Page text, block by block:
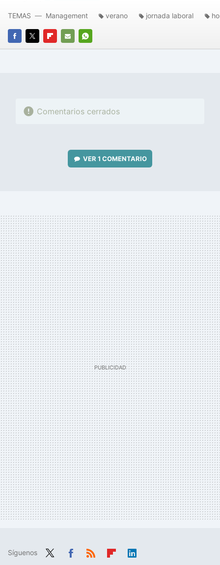
FACEBOOK
TWITTERFLIPBOARD
E-
WHATSAPP
TEMAS Management verano jornada laboral
Comentarios cerrados
VER 1 COMENTARIO
Síguenos